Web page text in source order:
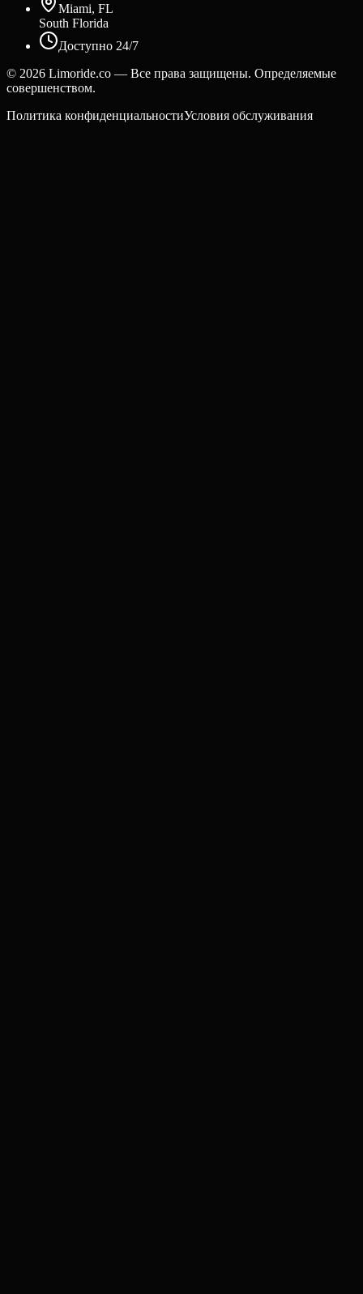
Miami, FL
South Florida
Доступно 24/7
© 2026 Limoride.co — Все права защищены. Определяемые
совершенством.
Политика конфиденциальностиУсловия обслуживания